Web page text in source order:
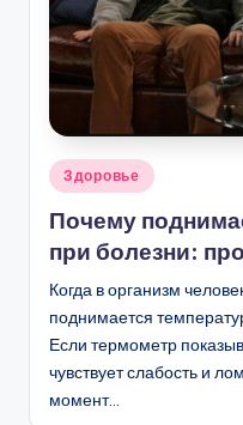
Опубликовано
Здоровье
Почему
при болезни:
Когда в организм
поднимается
Если термометр
чувствует слабость и
момент…